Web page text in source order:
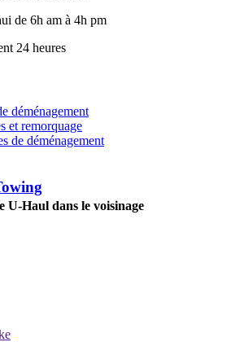
de 6h am à 4h pm
24 heures
déménagement
et remorquage
de déménagement
U-Haul dans le voisinage